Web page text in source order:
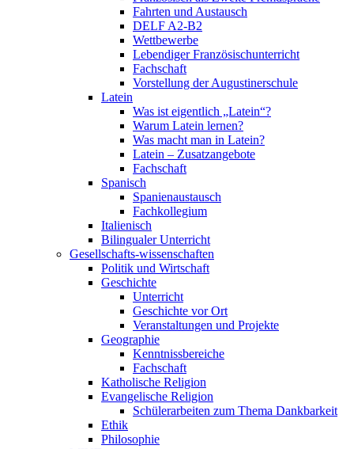
Fahrten und Austausch
DELF A2-B2
Wettbewerbe
Lebendiger Französischunterricht
Fachschaft
Vorstellung der Augustinerschule
Latein
Was ist eigentlich „Latein“?
Warum Latein lernen?
Was macht man in Latein?
Latein – Zusatzangebote
Fachschaft
Spanisch
Spanienaustausch
Fachkollegium
Italienisch
Bilingualer Unterricht
Gesellschafts-wissenschaften
Politik und Wirtschaft
Geschichte
Unterricht
Geschichte vor Ort
Veranstaltungen und Projekte
Geographie
Kenntnissbereiche
Fachschaft
Katholische Religion
Evangelische Religion
Schülerarbeiten zum Thema Dankbarkeit
Ethik
Philosophie